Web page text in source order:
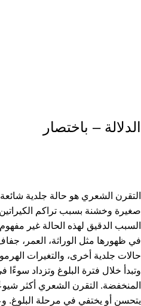
الدلالة – باختصار
التقرن الشعري هو حالة جلدية
صغيرة وخشنة بسبب تراكم
السبب الدقيق لهذه الحالة غير
في ظهورها مثل الوراثة، العمر،
حالات جلدية أخرى، والتغيرات
وتبدأ خلال فترة البلوغ وتزداد سوءًا
المنخفضة. التقرن الشعري أكثر
يتحسن أو يختفي في مرحلة البلوغ.